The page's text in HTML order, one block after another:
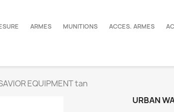
ARMES MUNITIONS ACCES. ARMES
EQUIPMENT tan
URBAN